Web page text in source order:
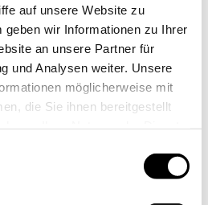
auf unsere Website zu
geben wir Informationen zu Ihrer
an unsere Partner für
und Analysen weiter. Unsere
möglicherweise mit
die Sie ihnen bereitgestellt